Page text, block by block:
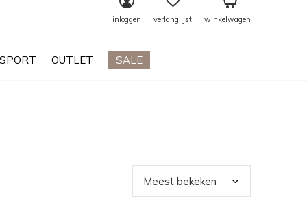
SPORT OUTLET SALE
inloggen verlanglijst winkelwagen